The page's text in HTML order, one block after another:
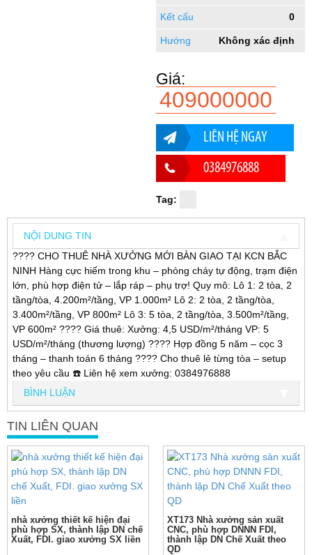
Kết cấu 0
Hướng Không xác định
Giá:
409000000
LIÊN HỆ NGAY
0384976888
Tag:
NỘI DUNG TIN
???? CHO THUÊ NHÀ XƯỞNG MỚI BÀN GIAO TẠI KCN BẮC
NINH Hàng cực hiếm trong khu – phòng cháy tự động, trạm điện
lớn, phù hợp điện tử – lắp ráp – phụ trợ! Quy mô: Lô 1: 2 tòa, 2
tầng/tòa, 4.200m²/tầng, VP 1.000m² Lô 2: 2 tòa, 2 tầng/tòa,
3.400m²/tầng, VP 800m² Lô 3: 5 tòa, 2 tầng/tòa, 3.500m²/tầng,
VP 600m² ???? Giá thuê: Xưởng: 4,5 USD/m²/tháng VP: 5
USD/m²/tháng (thương lượng) ???? Hợp đồng 5 năm – cọc 3
tháng – thanh toán 6 tháng ???? Cho thuê lẻ từng tòa – setup
theo yêu cầu ☎️ Liên hệ xem xưởng: 0384976888
BÌNH LUẬN
TIN LIÊN QUAN
nhà xưởng thiết kế hiện đại
phù hợp SX, thành lập DN chế
Xuất, FDI. giao xưởng SX liền
XT173 Nhà xưởng sản xuất
CNC, phù hợp DNNN FDI,
thành lập DN Chế Xuất theo
QD